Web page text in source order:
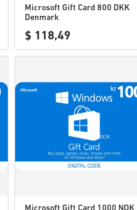
Microsoft Gift Card 800 DKK
Denmark
$ 118,49